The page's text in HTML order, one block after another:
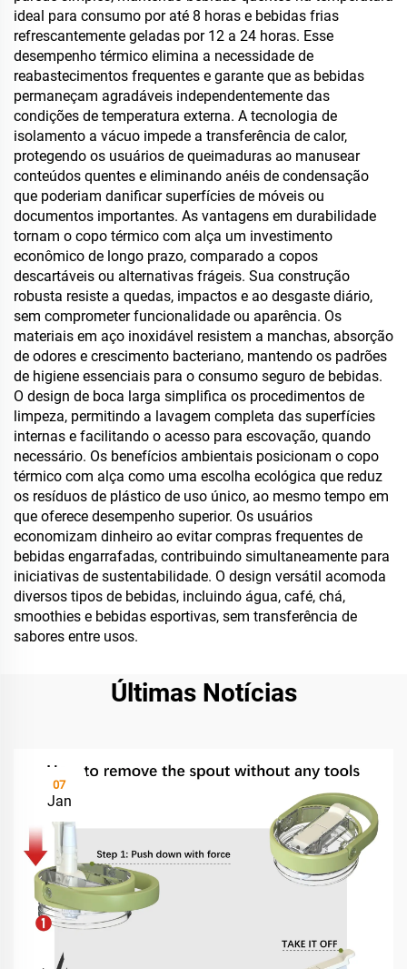
ideal para consumo por até 8 horas e bebidas frias
refrescantemente geladas por 12 a 24 horas. Esse
desempenho térmico elimina a necessidade de
reabastecimentos frequentes e garante que as bebidas
permaneçam agradáveis independentemente das
condições de temperatura externa. A tecnologia de
isolamento a vácuo impede a transferência de calor,
protegendo os usuários de queimaduras ao manusear
conteúdos quentes e eliminando anéis de condensação
que poderiam danificar superfícies de móveis ou
documentos importantes. As vantagens em durabilidade
tornam o copo térmico com alça um investimento
econômico de longo prazo, comparado a copos
descartáveis ou alternativas frágeis. Sua construção
robusta resiste a quedas, impactos e ao desgaste diário,
sem comprometer funcionalidade ou aparência. Os
materiais em aço inoxidável resistem a manchas, absorção
de odores e crescimento bacteriano, mantendo os padrões
de higiene essenciais para o consumo seguro de bebidas.
O design de boca larga simplifica os procedimentos de
limpeza, permitindo a lavagem completa das superfícies
internas e facilitando o acesso para escovação, quando
necessário. Os benefícios ambientais posicionam o copo
térmico com alça como uma escolha ecológica que reduz
os resíduos de plástico de uso único, ao mesmo tempo em
que oferece desempenho superior. Os usuários
economizam dinheiro ao evitar compras frequentes de
bebidas engarrafadas, contribuindo simultaneamente para
iniciativas de sustentabilidade. O design versátil acomoda
diversos tipos de bebidas, incluindo água, café, chá,
smoothies e bebidas esportivas, sem transferência de
sabores entre usos.
Últimas Notícias
07
Jan